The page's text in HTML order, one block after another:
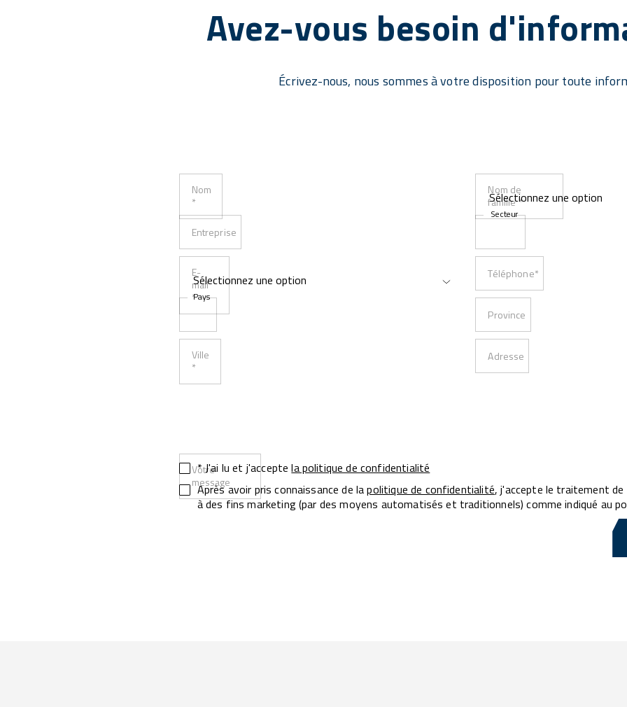
Avez-vous besoin
Écrivez-nous, nous sommes à votre disposition pour toute
Nom
*
Nom de
famille *
Entreprise
Secteur
E-
mail
*
Téléphone*
Pays
Province
Ville
*
Adresse
Votre
message
* J'ai lu et j'acceptela politique de confidentialité
Après avoir pris connaissance de lapolitique de confidentialité, j'accepte le traitement de
à des fins marketing (par des moyens automatisés et traditionnels) comme indiqué au